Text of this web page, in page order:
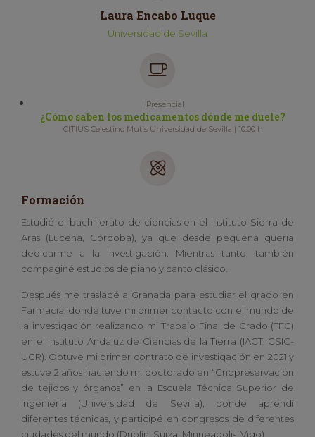
Laura Encabo Luque
Universidad de Sevilla
| Presencial
¿Cómo saben los medicamentos dónde me duele?
CITIUS Celestino Mutis Universidad de Sevilla | 10.00 h
Formación
Estudié el bachillerato de ciencias en el Instituto Sierra de
Aras (Lucena, Córdoba), ya que desde pequeña quería
dedicarme a la investigación. Mientras tanto, también
compaginé estudios de piano y canto clásico.
Después me trasladé a Granada para estudiar el grado en
Farmacia, donde tuve mi primer contacto con el mundo de
la investigación realizando mi Trabajo Final de Grado (TFG)
en el Instituto Andaluz de Ciencias de la Tierra (IACT, CSIC-
UGR). Obtuve mi primer contrato de investigación en 2021 y
estuve 2 años haciendo mi doctorado en “Criopreservación
de tejidos y órganos” en la Escuela Técnica Superior de
Ingeniería (Universidad de Sevilla), donde aprendí
diferentes técnicas, y participé en congresos de diferentes
ciudades del mundo (Dublín, Suiza, Minneapolis, Vigo).